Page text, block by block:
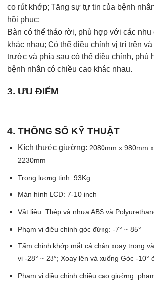
co rút khớp; Tăng sự tự tin của bệnh
hồi phục;
Bàn có thể tháo rời, phù hợp với các nhu
khác nhau; Có thể điều chỉnh vị trí trên
trước và phía sau có thể điều chỉnh, phù
bệnh nhân có chiều cao khác nhau.
3. ƯU ĐIỂM
4. THÔNG SỐ KỸ THUẬT
Kích thước giường: 2080mm x 980mm
2230mm
Trọng lượng tịnh: 93Kg
Màn hình LCD: 7-10 inch
Vật liệu: Thép và nhựa ABS và
Phạm vi điều chỉnh góc đứng: -7° ~ 85°
Tấm chỉnh khớp mắt cá chân xoay trong
vi -28° ~ 28°; Xoay lên và xuống Góc -10°
Phạm vi điều chỉnh chiều cao giường: